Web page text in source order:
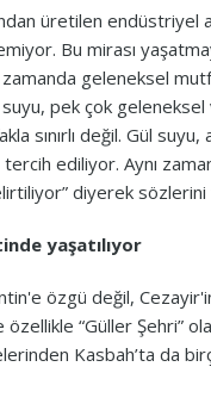
üretilen endüstriyel
Bu mirası
geleneksel
pek çok geleneksel
sınırlı değil. Gül
ediliyor. Aynı
diyerek sözlerini
yaşatılıyor
özgü değil,
“Güller Şehri”
Kasbah’ta da